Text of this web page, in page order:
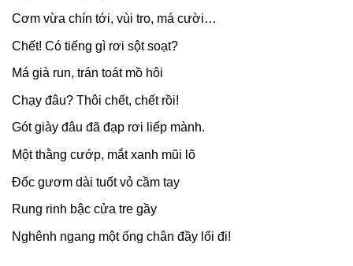
Cơm vừa chín tới, vùi tro, má cười…
Chết! Có tiếng gì rơi sột soạt?
Má già run, trán toát mồ hôi
Chạy đâu? Thôi chết, chết rồi!
Gót giày đâu đã đạp rơi liếp mành.
Một thằng cướp, mắt xanh mũi lõ
Đốc gươm dài tuốt vỏ cầm tay
Rung rinh bậc cửa tre gầy
Nghênh ngang một ống chân đầy lối đi!